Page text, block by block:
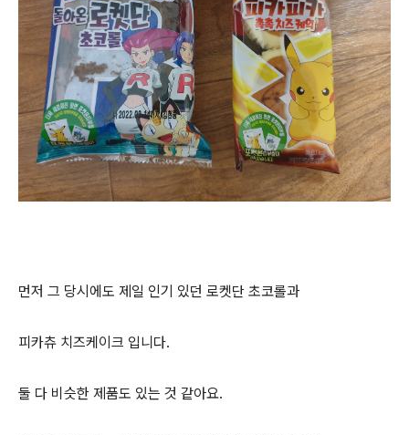
먼저 그 당시에도 제일 인기 있던 로켓단 초코롤과
피카츄 치즈케이크 입니다.
둘 다 비슷한 제품도 있는 것 같아요.